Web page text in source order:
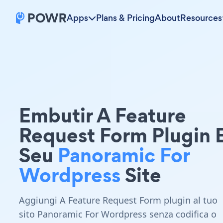
Apps Plans & PricingAboutResources
Embutir A Feature
Request Form Plugin
SeuPanoramic For
WordpressSite
Aggiungi A Feature Request Form plugin al tuo
sito Panoramic For Wordpress senza codifica o